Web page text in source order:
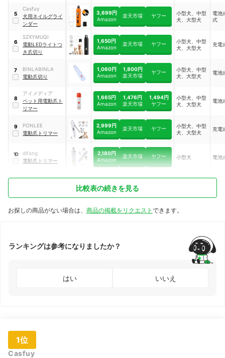
5
Casfuy
犬用ネイルグライ
ンダー
3,699円
Amazon
楽天市場 ヤフー
小型犬、中型
犬、大型犬
電池
式
6
SZXYMUQI
電動LEDライトつ
き爪切り
1,650円
Amazon
楽天市場 ヤフー
小型犬、中型
犬、大型犬
充電
7
BINLABINLA
電動爪切り
1,060円
Amazon
1,800円
楽天市場
ヤフー
小型犬、中型
犬、大型犬
電池
8
アイメディア
ペット用電動爪ト
リマー
1,665円
Amazon
1,476円
楽天市場
1,494円
ヤフー
小型犬、中型
犬、大型犬
電池
9
PONLEE
電動爪トリマー
2,999円
Amazon
楽天市場 ヤフー
小型犬、中型
犬、大型犬
充電
10
difang
電動爪トリマー
2,180円
Amazon
楽天市場 ヤフー 小型犬 電池
比較表の続きを見る
お探しの商品がない場合は、 商品の掲載をリクエスト できます。
ランキングは参考になりましたか？
はい いいえ
1位
Casfuy